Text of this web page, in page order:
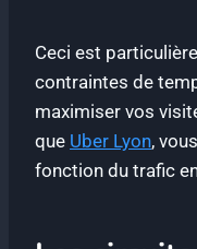
Ceci est
contraintes de
maximiser vos
que Uber Lyon,
fonction du trafic